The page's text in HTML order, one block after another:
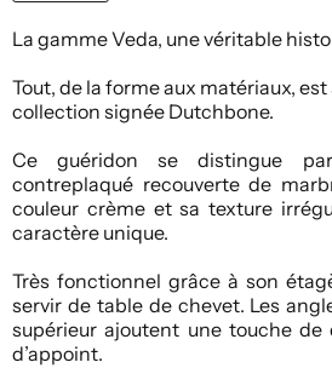
La gamme Veda, une véritable
Tout, de la forme aux matériaux,
collection signée Dutchbone.
Ce guéridon se distingue
contreplaqué recouverte de
couleur crème et sa texture
caractère unique.
Très fonctionnel grâce à son
servir de table de chevet. Les
supérieur ajoutent une touche
d’appoint.